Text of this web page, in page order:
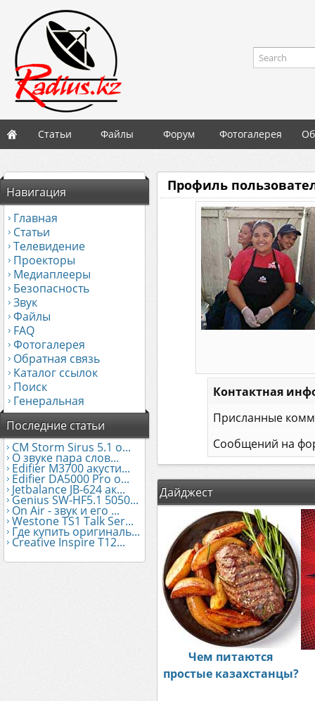
Search
Статьи Файлы Форум Фотогалерея
Навигация
Главная
Статьи
Телевидение
Проекторы
Медиаплееры
Безопасность
Звук
Файлы
FAQ
Фотогалерея
Обратная связь
Каталог ссылок
Поиск
Генеральная
Последние статьи
CM Storm Sirus 5.1 о...
О звуке пара слов...
Edifier М3700 акусти...
Edifier DA5000 Pro о...
Jetbalance JB-624 ак...
Genius SW-HF5.1 5050...
On Air - звук и его ...
Westone TS1 Talk Ser...
Где купить оригиналь...
Creative Inspire T12...
Профиль
Контактная
Присланные
Сообщений на
Дайджест
Чем питаются
простые казахстанцы?